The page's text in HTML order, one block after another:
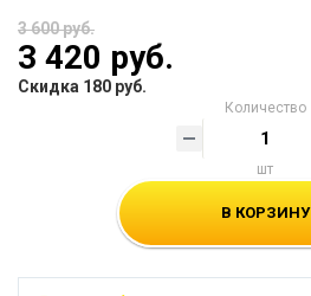
3 600 руб.
3 420 руб.
Скидка 180 руб.
Количество
шт
В КОРЗИНУ